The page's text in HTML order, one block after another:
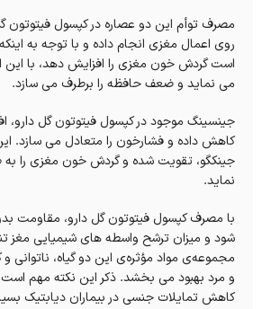
مصرف توأم این دو عصاره در کپسول فیتوتون
روی اعمال مغزی انجام داده و با توجه به
است گردش خون مغزی را افزایش دهد، با این
می نماید و ضعف حافظه را برطرف می سازد.
جینسینگ موجود در کپسول فیتوتون گل دارو،
کاهش داده و فشارخون را متعادل می سازد.
جینکگو، تقویت شده و گردش خون مغزی را به
نماید.
با مصرف کپسول فیتوتون گل دارو، مقاومت
شود و میزان ترشح واسطه های شیمیایی مغز
مجموعه‌ی مواد مؤثره‌ی این دو گیاه، ناتوانی
و مرد بهبود می بخشد. ذکر این نکته مهم
کاهش تمایلات جنسی در بیماران دیابتیک